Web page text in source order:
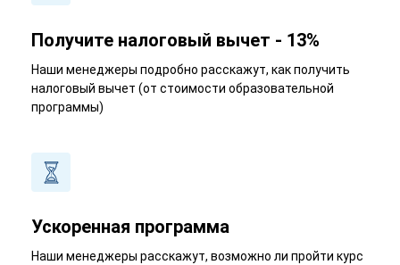
Получите налоговый вычет - 13%
Наши менеджеры подробно расскажут, как получить
налоговый вычет (от стоимости образовательной
программы)
Ускоренная программа
Наши менеджеры расскажут, возможно ли пройти курс